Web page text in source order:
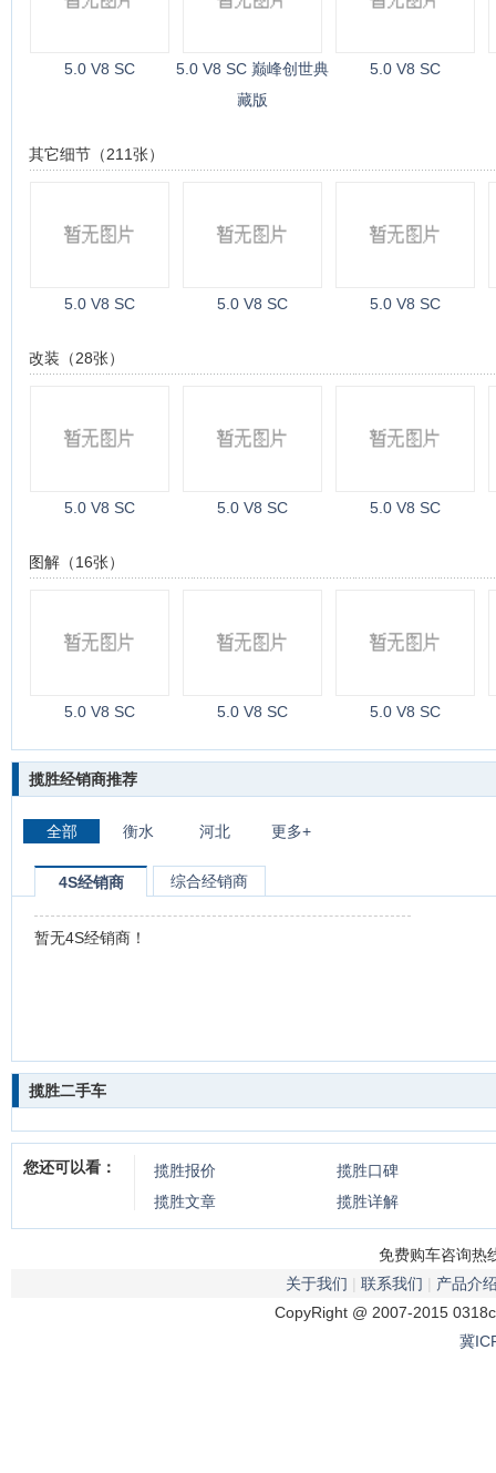
5.0 V8 SC
5.0 V8 SC 巅峰创世典
藏版
5.0 V8 SC
其它细节（211张）
5.0 V8 SC 5.0 V8 SC 5.0 V8 SC
改装（28张）
5.0 V8 SC 5.0 V8 SC 5.0 V8 SC
图解（16张）
5.0 V8 SC 5.0 V8 SC 5.0 V8 SC
揽胜经销商推荐
全部 衡水 河北 更多+
4S经销商 综合经销商
暂无4S经销商！
揽胜二手车
您还可以看： 揽胜报价 揽胜口碑
揽胜文章 揽胜详解
免费购车咨询热
关于我们
联系我们
产品介
CopyRight @ 2007-2015
冀